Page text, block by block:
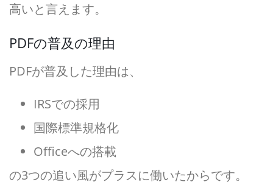
高いと言えます。
PDFの普及の理由
PDFが普及した理由は、
IRSでの採用
国際標準規格化
Officeへの搭載
の3つの追い風がプラスに働いたからです。